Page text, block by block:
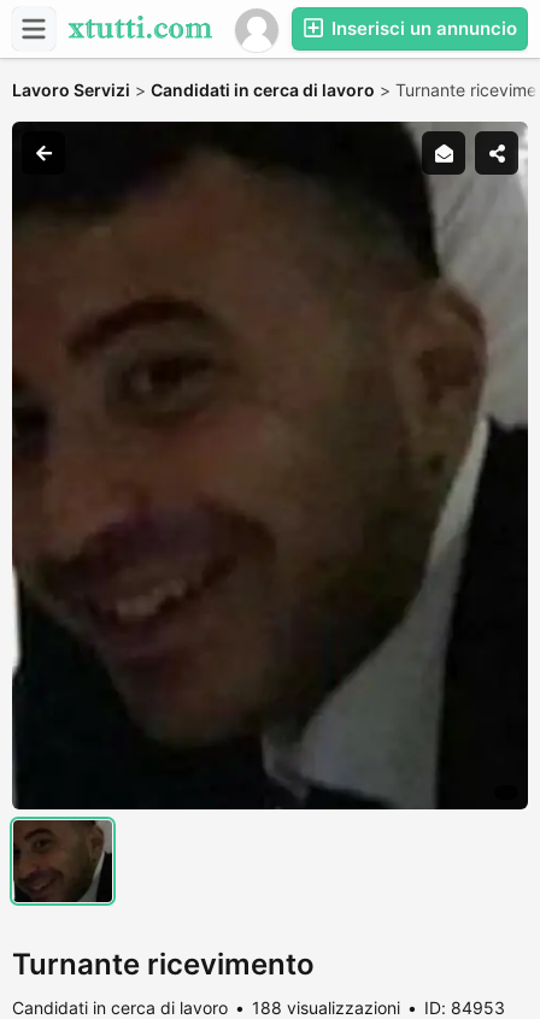
Inserisci un annuncio
Lavoro Servizi > Candidati in cerca di lavoro > Turnante
Turnante ricevimento
Candidati in cerca di lavoro 188 visualizzazioni ID: 84953